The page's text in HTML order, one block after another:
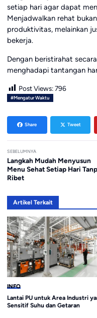
setiap hari agar dapat
Menjadwalkan rehat
produktivitas, melainkan
bekerja.
Dengan beristirahat
menghadapi tantangan
Post Views: 796
#Mengatur Waktu
Share Tweet
SEBELUMNYA
Langkah Mudah Menyusun
Menu Sehat Setiap Hari
Ribet
Artikel Terkait
INFO
Lantai PU untuk Area Industri
Sensitif Suhu dan Getaran